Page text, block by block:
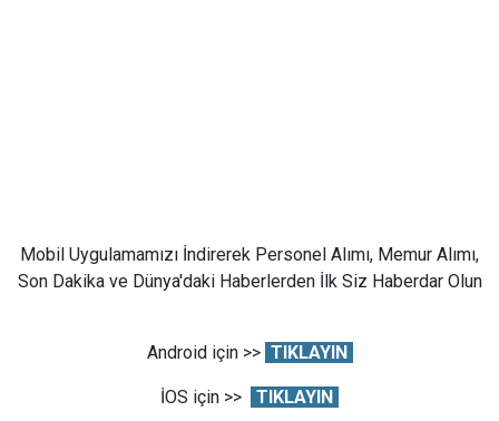
Mobil Uygulamamızı İndirerek Personel Alımı, Memur Alımı,
Son Dakika ve Dünya'daki Haberlerden İlk Siz Haberdar Olun
Android için >> TIKLAYIN
İOS için >> TIKLAYIN